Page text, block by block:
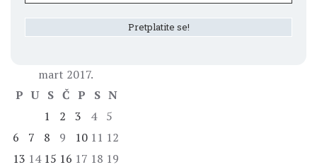
mart 2017.
P U S Č P S N
1
2 3 4
5
6
7 8 9 10 11 12
13 14 15 16 17 18 19